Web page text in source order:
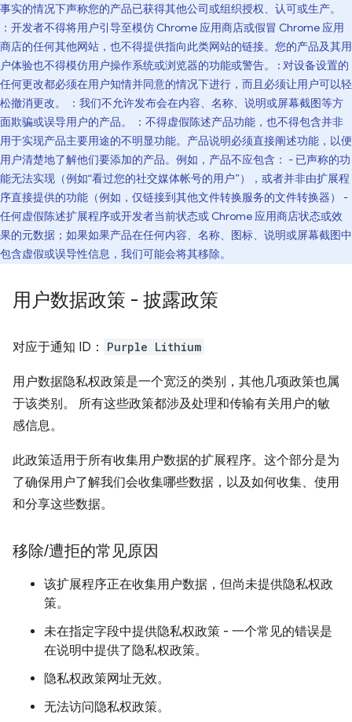
事实的情况下声称您的产品已获得其他公司或组织授权、认可或生产。
：开发者不得将用户引导至模仿 Chrome 应用商店或假冒 Chrome 应用
商店的任何其他网站，也不得提供指向此类网站的链接。您的产品及其用
户体验也不得模仿用户操作系统或浏览器的功能或警告。 : 对设备设置的
任何更改都必须在用户知情并同意的情况下进行，而且必须让用户可以轻
松撤消更改。 ：我们不允许发布会在内容、名称、说明或屏幕截图等方
面欺骗或误导用户的产品。 ：不得虚假陈述产品功能，也不得包含并非
用于实现产品主要用途的不明显功能。产品说明必须直接阐述功能，以便
用户清楚地了解他们要添加的产品。例如，产品不应包含： - 已声称的功
能无法实现（例如“看过您的社交媒体帐号的用户”），或者并非由扩展程
序直接提供的功能（例如，仅链接到其他文件转换服务的文件转换器） -
任何虚假陈述扩展程序或开发者当前状态或 Chrome 应用商店状态或效
果的元数据；如果如果产品在任何内容、名称、图标、说明或屏幕截图中
包含虚假或误导性信息，我们可能会将其移除。
用户数据政策 - 披露政策
对应于通知 ID： Purple Lithium
用户数据隐私权政策是一个宽泛的类别，其他几项政策也属
于该类别。 所有这些政策都涉及处理和传输有关用户的敏
感信息。
此政策适用于所有收集用户数据的扩展程序。这个部分是为
了确保用户了解我们会收集哪些数据，以及如何收集、使用
和分享这些数据。
移除/遭拒的常见原因
该扩展程序正在收集用户数据，但尚未提供隐私权政
策。
未在指定字段中提供隐私权政策 - 一个常见的错误是
在说明中提供了隐私权政策。
隐私权政策网址无效。
无法访问隐私权政策。